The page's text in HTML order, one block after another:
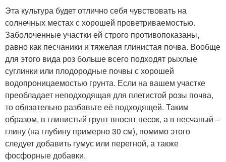
Эта культура будет отлично себя чувствовать на
солнечных местах с хорошей проветриваемостью.
Заболоченные участки ей строго противопоказаны,
равно как песчаники и тяжелая глинистая почва. Вообще
для этого вида роз больше всего подходят рыхлые
суглинки или плодородные почвы с хорошей
водопроницаемостью грунта. Если на вашем участке
преобладает неподходящая для плетистой розы почва,
то обязательно разбавьте её подходящей. Таким
образом, в глинистый грунт вносят песок, а в песчаный –
глину (на глубину примерно 30 см), помимо этого
следует добавить гумус или перегной, а также
фосфорные добавки.